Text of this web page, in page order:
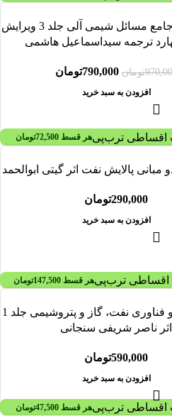
کتاب تشریح جامع مسائل شیمی آلی جلد 3 ویرایش
تومان 790,000تومان
افزودن به سبد خرید
هر قسط 72,500تومان
پالایش نفت اثر گیتی ابوالحمد
290,000تومان
افزودن به سبد خرید
هر قسط 147,500تومان
کتاب شیمی و فناوری نفت، گاز و پتروشیمی جلد 1
اثر ناصر شریفی سنجانی
590,000تومان
افزودن به سبد خرید
هر قسط 47,500تومان